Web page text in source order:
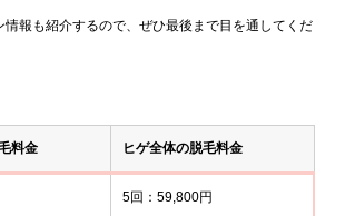
報も紹介するので、ぜひ最後まで目を通してくだ
料金
ヒゲ全体の脱毛料金
5回：59,800円